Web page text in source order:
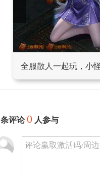
全服散人一起玩，小
条评论0 人参与
评论赢取激活码/周